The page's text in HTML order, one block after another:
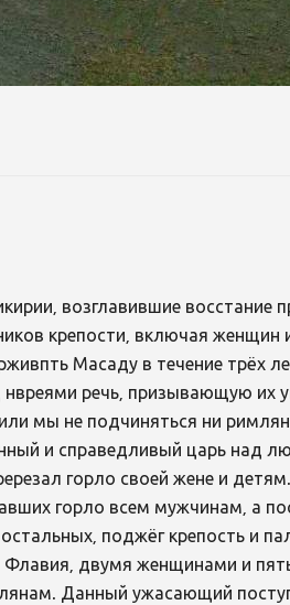
возглавившие восстание
крепости, включая женщин
Масаду в течение трёх
нвреями речь, призывающую
мы не подчиняться ни
и справедливый царь над
горло своей жене и
горло всем мужчинам, а
поджёг крепость и
Флавия, двумя женщинами и
Данный ужасающий